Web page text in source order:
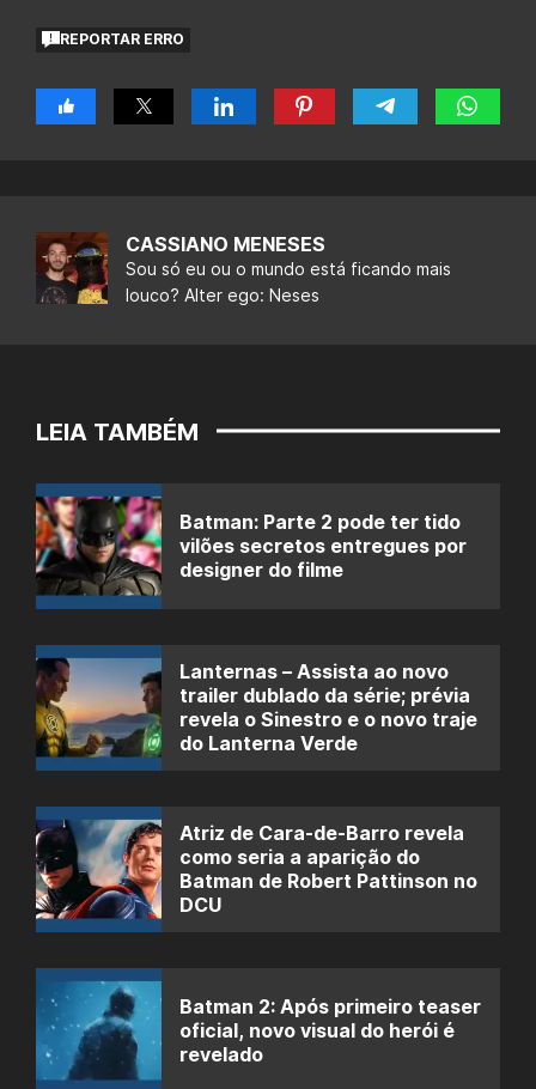
REPORTAR ERRO
CASSIANO MENESES
Sou só eu ou o mundo está ficando mais
louco? Alter ego: Neses
LEIA TAMBÉM
Batman: Parte 2 pode ter tido
vilões secretos entregues por
designer do filme
Lanternas – Assista ao novo
trailer dublado da série; prévia
revela o Sinestro e o novo traje
do Lanterna Verde
Atriz de Cara-de-Barro revela
como seria a aparição do
Batman de Robert Pattinson no
DCU
Batman 2: Após primeiro teaser
oficial, novo visual do herói é
revelado